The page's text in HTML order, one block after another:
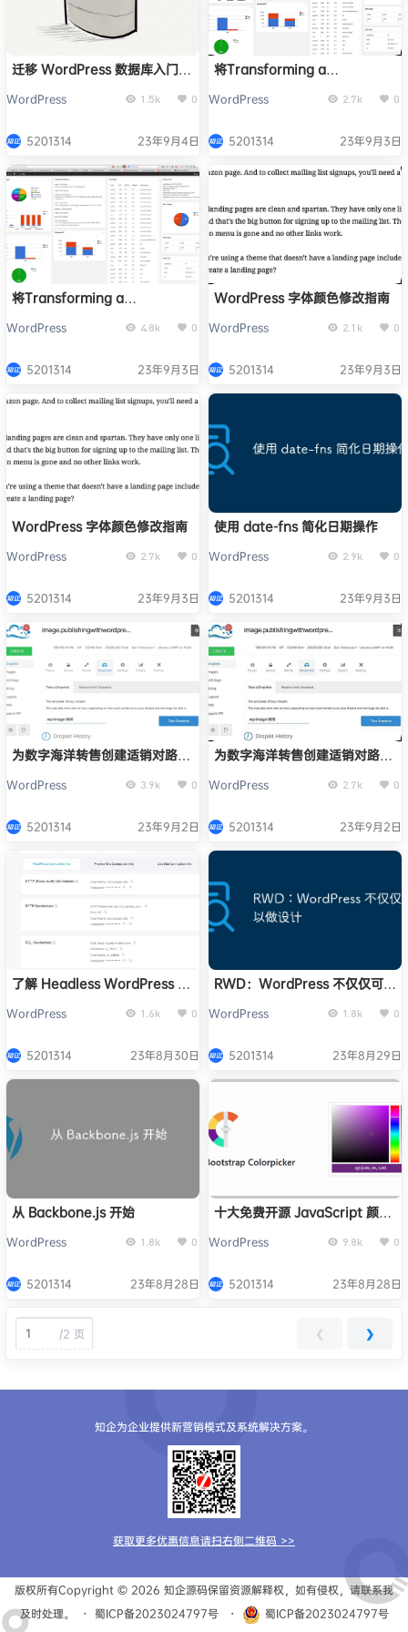
迁移 WordPress 数据库入门：
WordPress 1.5k 0
5201314 23年9月4日
将Transforming a
Dashboard into a Widget
WordPress 2.7k 0
5201314 23年9月3日
将Transforming a
Dashboard into a Widget
WordPress 4.8k 0
5201314 23年9月3日
WordPress 字体颜色修改指南
WordPress 2.1k 0
5201314 23年9月3日
WordPress 字体颜色修改指南
WordPress 2.7k 0
5201314 23年9月3日
使用 date-fns 简化日期操作
WordPress 2.9k 0
5201314 23年9月3日
为数字海洋转售创建适销对路的
WordPress 3.9k 0
5201314 23年9月2日
为数字海洋转售创建适销对路的
WordPress 2.7k 0
5201314 23年9月2日
了解 Headless WordPress 及
WordPress 1.6k 0
5201314 23年8月30日
RWD：WordPress 不仅仅可以
WordPress 1.8k 0
5201314 23年8月29日
从 Backbone.js 开始
WordPress 1.8k 0
5201314 23年8月28日
十大免费开源 JavaScript 颜色
WordPress 9.8k 0
5201314 23年8月28日
/2 页 ❮ ❯
知企为企业提供新营销模式及系统解决方案。
获取更多优惠信息请扫右侧二维码 >>
版权所有Copyright © 2026 知企源码保留资源解释权，如有侵权，请联系我
及时处理。
・ 蜀ICP备2023024797号 ・
蜀ICP备2023024797号